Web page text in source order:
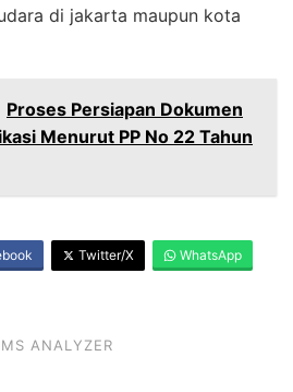
di jakarta maupun kota
Proses Persiapan Dokumen
Menurut PP No 22 Tahun
Twitter/X WhatsApp
ANALYZER